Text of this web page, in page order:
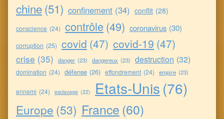
chine(51) confinement (34) conflit (28)
conscience (24) contrôle (49) coronavirus (30)
corruption (25) covid (47) covid-19 (47)
crise (35) danger (23) dangereux (23) destruction (32)
domination (24) défense (26) effondrement (24) empire (23)
ennemi (24) esclavage (22) Etats-Unis (76)
Europe (53) France (60)